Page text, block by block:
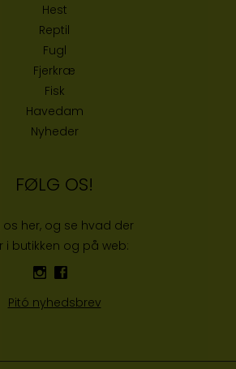
Hest
Reptil
Fugl
Fjerkræ
Fisk
Havedam
Nyheder
FØLG OS!
os her, og se hvad der
i butikken og på web:
Pitó nyhedsbrev